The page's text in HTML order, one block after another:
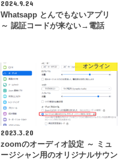
2024.9.24
Whatsapp とんでもないアプリ
～ 認証コードが来ない→電話
オンライン
2023.3.20
zoomのオーディオ設定 ～ ミュ
ージシャン用のオリジナルサウン